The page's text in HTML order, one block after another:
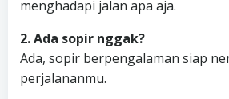
menghadapi jalan apa aja.
2. Ada sopir nggak?
Ada, sopir berpengalaman siap
perjalananmu.